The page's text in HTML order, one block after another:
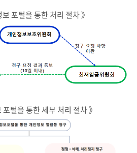
보 포털을 통한 처리 절차 》
포털을 통한 세부 처리 절차 》